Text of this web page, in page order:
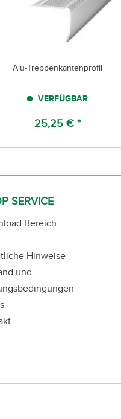
Alu-Treppenkantenprofil
VERFÜGBAR
25,25 € *
SERVICE
Bereich
Hinweise
und